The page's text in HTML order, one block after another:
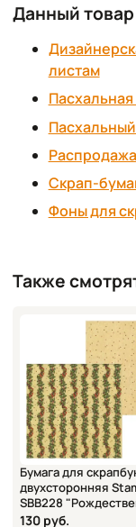
Данный товар
листам
Распродажа
Скрап-
Фоны для
Также
Бумага для
двухсторонняя
SBB228
гирлянды", 31,2х30,3
130 руб.